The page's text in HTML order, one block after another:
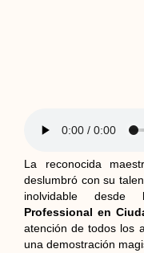
La reconocida
deslumbró con su
inolvidable
Professional en
atención de todos los
una demostración